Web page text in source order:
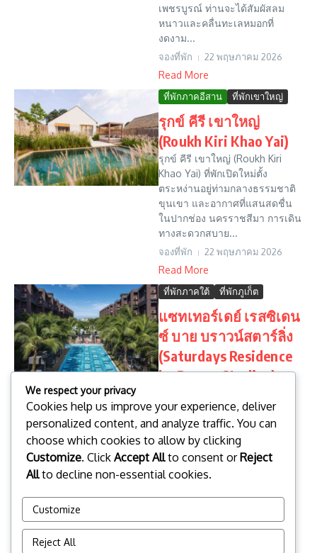
เพชรบูรณ์ ท่านจะได้สัมผัสลม
หนาวและคลื่นทะเลหมอกที่
งดงาม...
จองที่พัก 22 พฤษภาคม 2026
Read More
ที่พักภาคอีสาน ที่พักเขาใหญ่
รุกข์ คีรี เขาใหญ่
(Roukh Kiri Khao Yai)
รุกข์ คีรี เขาใหญ่ (Roukh Kiri
Khao Yai) ที่พักเปิดใหม่ตั้ง
ตระหง่านอยู่ท่ามกลางธรรมชาติ
ขุนเขา และอากาศที่แสนสดชื่น
ในปากช่อง นครราชสีมา การเดิน
ทางสะดวกสบาย...
จองที่พัก 22 พฤษภาคม 2026
Read More
ที่พักภาคใต้ ที่พักภูเก็ต
แซทเทอร์เดย์ เรสซิเดน
ซ์ บาย บราวน์สตาร์ลิ่ง
(Saturdays Residence
by Brown Starling)
บราวน์สตาร์ลิ่ง (Saturdays
Residence by Brown Starling)
ที่พักสวยหรูโดดเด่นด้วยการ
ออกแบบดีไซน์ตั้งแต่ภายในจรด
ภายนอก ตั้งอยู่ในย่านหาดรา
ไวย์...
จองที่พัก 22 พฤษภาคม 2026
Read More
We respect your privacy
Cookies help us improve your experience, deliver
personalized content, and analyze traffic. You can
choose which cookies to allow by clicking
Customize. Click Accept Allto consent orReject
Allto decline non-essential cookies.
Customize
Reject All